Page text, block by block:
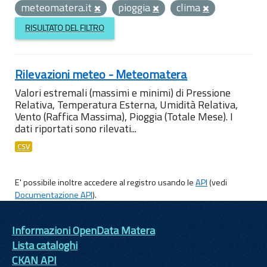
meteomatera.it
pioggia clima
RISULTATO DEL FILTRO
Rilevazioni meteo - Meteomatera
Valori estremali (massimi e minimi) di Pressione
Relativa, Temperatura Esterna, Umidità Relativa,
Vento (Raffica Massima), Pioggia (Totale Mese). I
dati riportati sono rilevati...
CSV
E' possibile inoltre accedere al registro usando leAPI(vedi
Documentazione API).
Informazioni OpenData Matera
Lista cataloghi
CKAN API